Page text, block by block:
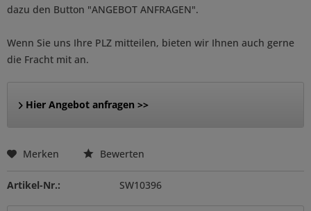
dazu den Button "ANGEBOT ANFRAGEN".
Wenn Sie uns Ihre PLZ mitteilen, bieten wir Ihnen auch gerne
die Fracht mit an.
Hier Angebot anfragen >>
Merken Bewerten
Artikel-Nr.: SW10396